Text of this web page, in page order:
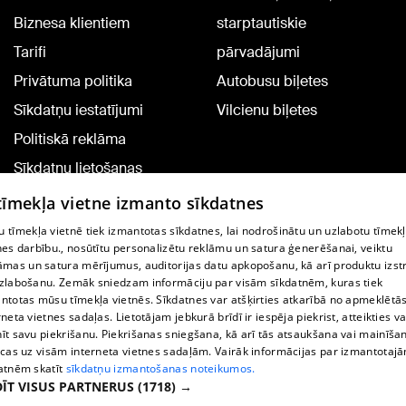
Biznesa klientiem
Tarifi
Privātuma politika
Sīkdatņu iestatījumi
Politiskā reklāma
Sīkdatņu lietošanas
noteikumi
Komentāru pievienošana
starptautiskie
pārvadājumi
Autobusu biļetes
Vilcienu biļetes
TV programma
Līguma noteikumi
360 Ziņu kontakti
Helio Media
Portāla palīdzības dienests: e-pasts -
vietne izmanto sīkdatnes
tīmekļa vietnē tiek izmantotas sīkdatnes, lai nodrošinātu un uzlabotu
darbību., nosūtītu personalizētu reklāmu un satura ģenerēšanai, veiktu
un satura mērījumus, auditorijas datu apkopošanu, kā arī produktu
Zemāk sniedzam informāciju par visām sīkdatnēm, kuras tiek
mūsu tīmekļa vietnēs. Sīkdatnes var atšķirties atkarībā no
vietnes sadaļas. Lietotājam jebkurā brīdī ir iespēja piekrist, atteikties
savu piekrišanu. Piekrišanas sniegšana, kā arī tās atsaukšana vai
uz visām interneta vietnes sadaļām. Vairāk informācijas par
skatīt sīkdatņu izmantošanas noteikumos.
VISUS PARTNERUS (1718) →